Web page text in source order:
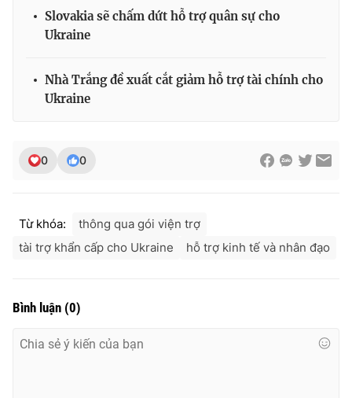
Slovakia sẽ chấm dứt hỗ trợ quân sự cho
Ukraine
Nhà Trắng đề xuất cắt giảm hỗ trợ tài chính cho
Ukraine
0 0
Từ khóa:
thông qua gói viện trợ
tài trợ khẩn cấp cho Ukraine
hỗ trợ kinh tế và nhân đạo
Bình luận (0)